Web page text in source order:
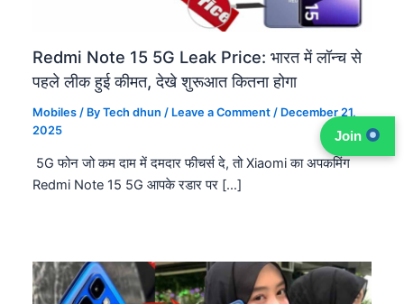
Redmi Note 15 5G Leak Price: भारत में लॉन्च से
पहले लीक हुई कीमत, देखे शुरूआत कितना होगा
Mobiles / ByTech dhun / Leave a Comment / December 21,
2025
5G फोन जो कम दाम में दमदार फीचर्स दे, तो Xiaomi का अपकमिंग
Redmi Note 15 5G आपके रडार पर […]
Join